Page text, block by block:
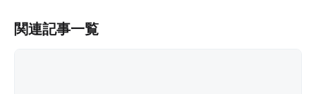
関連記事一覧